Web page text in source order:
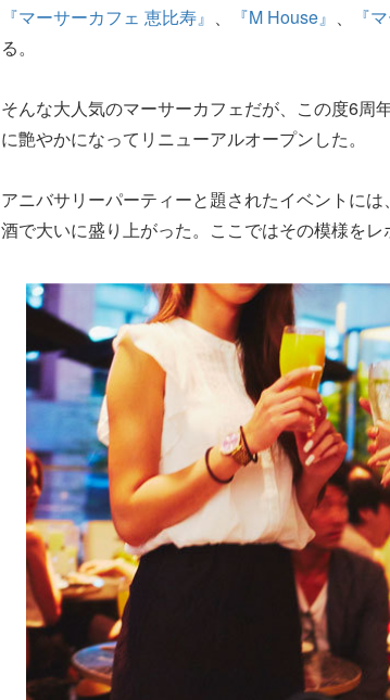
『マーサーカフェ 恵比寿』 、 『M House』 、 『
る。
そんな大人気のマーサーカフェだが、この度6周
に艶やかになってリニューアルオープンした。
アニバサリーパーティーと題されたイベントに
酒で大いに盛り上がった。ここではその模様をレ